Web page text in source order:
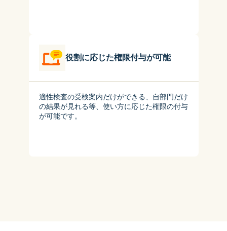
役割に応じた権限付与が可能
適性検査の受検案内だけができる、自部門だけ
の結果が見れる等、使い方に応じた権限の付与
が可能です。